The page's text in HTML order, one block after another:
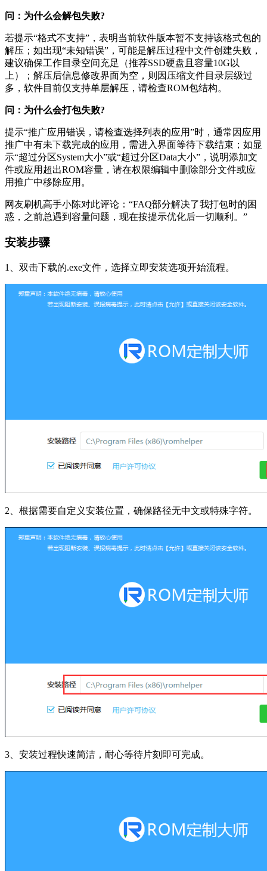
问：为什么会解包失败?
若提示“格式不支持”，表明当前软件版本暂不支持该格式包的
解压；如出现“未知错误”，可能是解压过程中文件创建失败，
建议确保工作目录空间充足（推荐SSD硬盘且容量10G以
上）；解压后信息修改界面为空，则因压缩文件目录层级过
多，软件目前仅支持单层解压，请检查ROM包结构。
问：为什么会打包失败?
提示“推广应用错误，请检查选择列表的应用”时，通常因应用
推广中有未下载完成的应用，需进入界面等待下载结束；如显
示“超过分区System大小”或“超过分区Data大小”，说明添加文
件或应用超出ROM容量，请在权限编辑中删除部分文件或应
用推广中移除应用。
网友刷机高手小陈对此评论：“FAQ部分解决了我打包时的困
惑，之前总遇到容量问题，现在按提示优化后一切顺利。”
安装步骤
1、双击下载的.exe文件，选择立即安装选项开始流程。
2、根据需要自定义安装位置，确保路径无中文或特殊字符。
3、安装过程快速简洁，耐心等待片刻即可完成。